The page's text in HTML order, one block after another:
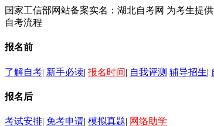
国家工信部网站备案实名：湖北自考网 为考生提
自考流程
报名前
了解自考| 新手必读| 报名时间| 自我评测 辅导招生|
报名后
考试安排| 免考申请| 模拟真题| 网络助学